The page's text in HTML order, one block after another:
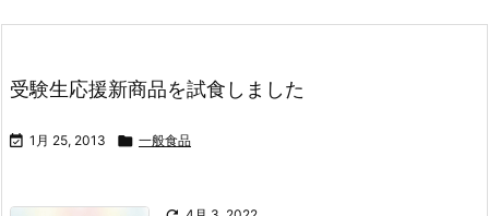
受験生応援新商品を試食しました
 1月 25, 2013  一般食品